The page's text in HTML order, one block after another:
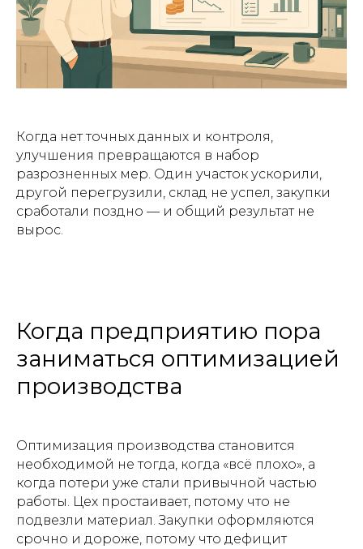
Когда нет точных данных и контроля,
улучшения превращаются в набор
разрозненных мер. Один участок ускорили,
другой перегрузили, склад не успел, закупки
сработали поздно — и общий результат не
вырос.
Когда предприятию пора
заниматься оптимизацией
производства
Оптимизация производства становится
необходимой не тогда, когда «всё плохо», а
когда потери уже стали привычной частью
работы. Цех простаивает, потому что не
подвезли материал. Закупки оформляются
срочно и дороже, потому что дефицит